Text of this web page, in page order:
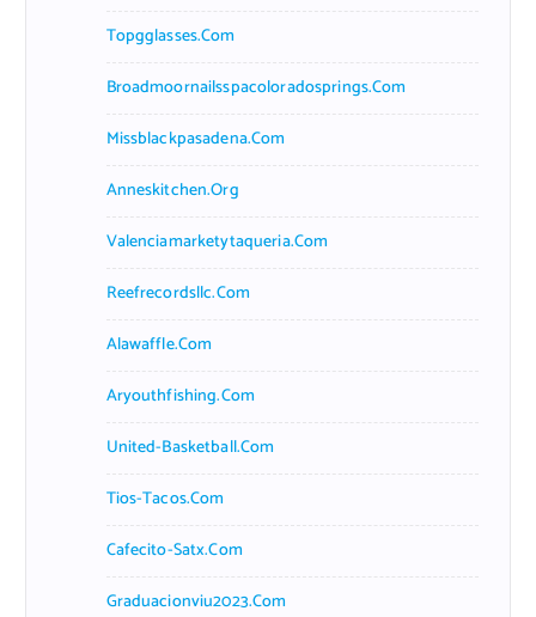
Topgglasses.com
Broadmoornailsspacoloradosprings.com
Missblackpasadena.com
Anneskitchen.org
Valenciamarketytaqueria.com
Reefrecordsllc.com
Alawaffle.com
Aryouthfishing.com
United-Basketball.com
Tios-Tacos.com
Cafecito-Satx.com
Graduacionviu2023.com